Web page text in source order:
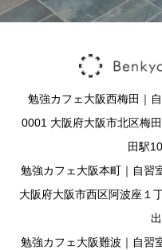
勉強カフェ大阪西梅田
0001 大阪府大阪市北区梅
田駅
勉強カフェ大阪本町｜自
大阪府大阪市西区阿波座１
勉強カフェ大阪難波｜自